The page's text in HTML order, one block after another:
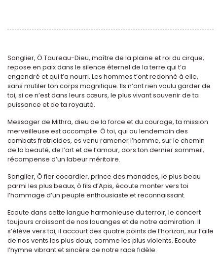
Sanglier, Ô Taureau-Dieu, maître de la plaine et roi du cirque,
repose en paix dans le silence éternel de la terre qui t’a
engendré et qui t’a nourri. Les hommes t’ont redonné à elle,
sans mutiler ton corps magnifique. Ils n’ont rien voulu garder de
toi, si ce n’est dans leurs cœurs, le plus vivant souvenir de ta
puissance et de ta royauté.
Messager de Mithra, dieu de la force et du courage, ta mission
merveilleuse est accomplie. Ô toi, qui au lendemain des
combats fratricides, es venu ramener l’homme, sur le chemin
de la beauté, de l’art et de l’amour, dors ton dernier sommeil,
récompense d’un labeur méritoire.
Sanglier, Ô fier cocardier, prince des manades, le plus beau
parmi les plus beaux, ô fils d’Apis, écoute monter vers toi
l’hommage d’un peuple enthousiaste et reconnaissant.
Ecoute dans cette langue harmonieuse du terroir, le concert
toujours croissant de nos louanges et de notre admiration. Il
s’élève vers toi, il accourt des quatre points de l’horizon, sur l’aile
de nos vents les plus doux, comme les plus violents. Ecoute
l’hymne vibrant et sincère de notre race fidèle.